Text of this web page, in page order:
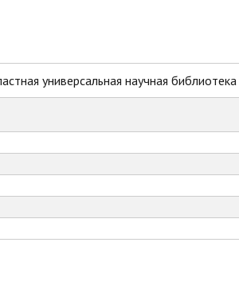
универсальная научная библиотека